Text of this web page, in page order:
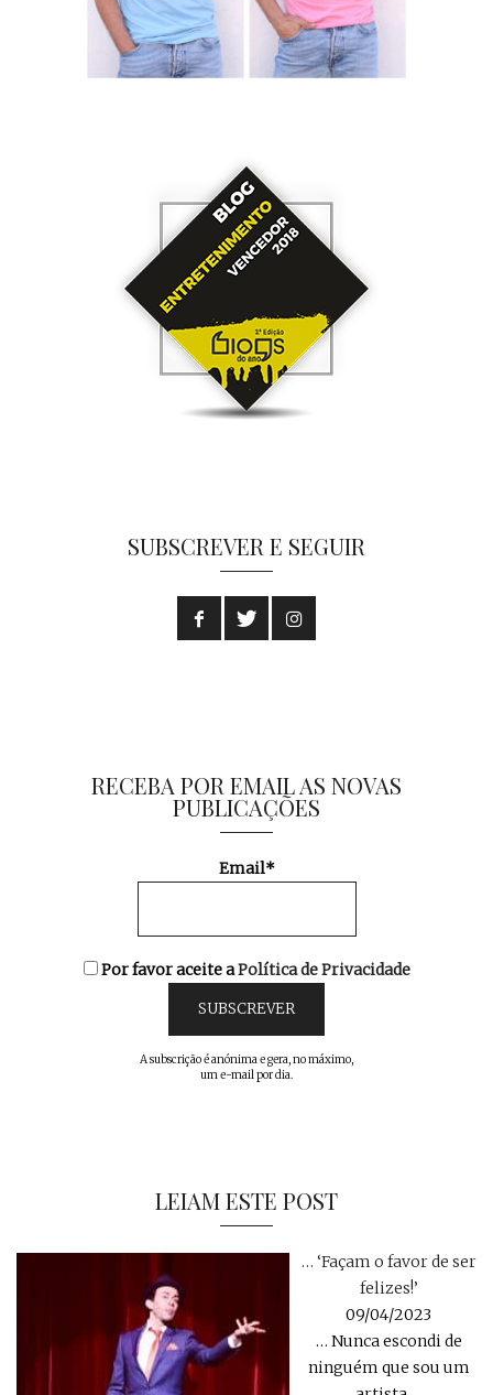
SUBSCREVER E SEGUIR
RECEBA POR EMAIL AS NOVAS
PUBLICAÇÕES
Email*
Por favor aceite aPolítica de Privacidade
A subscrição é anónima e gera, no máximo,
um e-mail por dia.
LEIAM ESTE POST
… ‘Façam o favor de ser
felizes!’
09/04/2023
… Nunca escondi de
ninguém que sou um